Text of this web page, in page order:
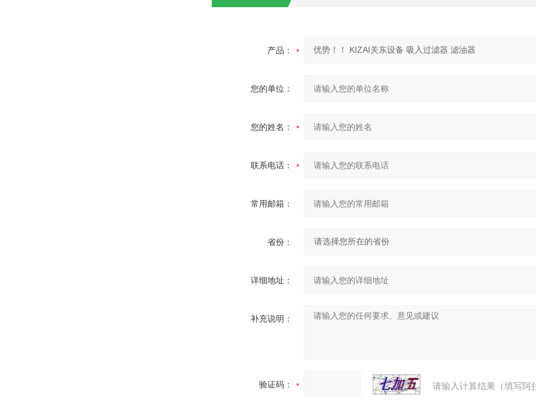
产品：
您的单位：
您的姓名：
联系电话：
常用邮箱：
省份：
详细地址：
补充说明：
验证码： 请输入计算结果（填写阿